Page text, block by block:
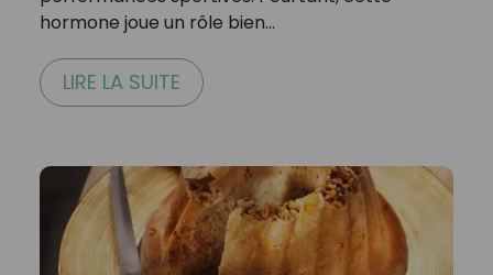
hormone joue un rôle bien…
LIRE LA SUITE